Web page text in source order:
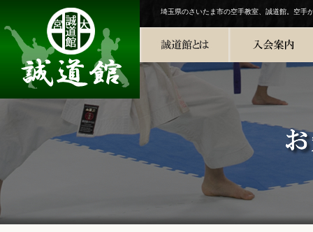
埼玉県のさいたま市の空手教室、誠道館。空手